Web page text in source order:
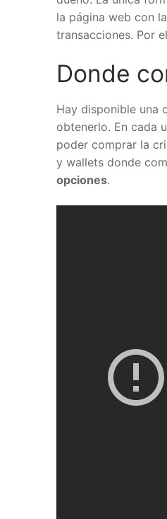
la página web con
transacciones. Por
Donde
Hay disponible una
obtenerlo. En cada
poder comprar la
y wallets donde
opciones.